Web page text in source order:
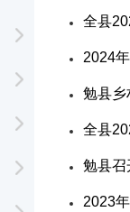
全县
2024
勉县乡
全县
勉县召
2023